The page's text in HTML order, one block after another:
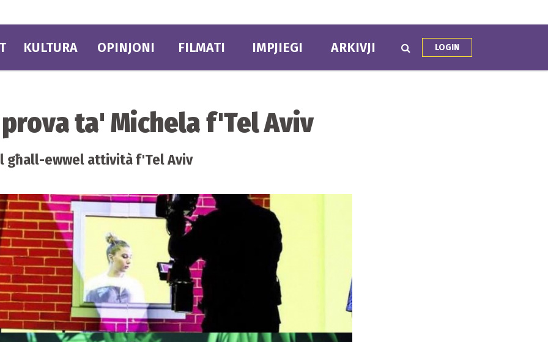
KULTURA OPINJONI FILMATI IMPJIEGI ARKIVJI LOGIN
ta' Michela f'Tel Aviv
għall-ewwel attività f'Tel Aviv